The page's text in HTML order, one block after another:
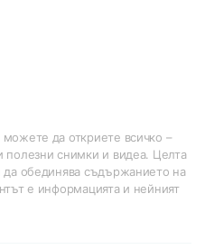
да откриете всичко –
полезни снимки и видеа. Целта
да обединява съдържанието на
е информацията и нейният